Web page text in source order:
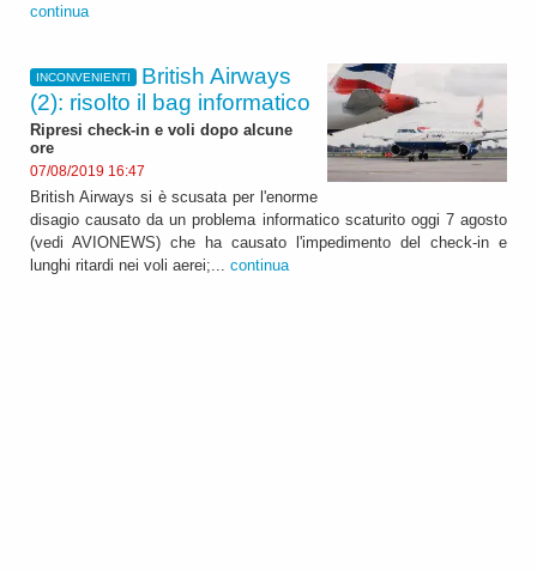
continua
INCONVENIENTI
British Airways
(2): risolto il bag informatico
Ripresi check-in e voli dopo alcune
ore
07/08/2019 16:47
British Airways si è scusata per l'enorme
disagio causato da un problema informatico scaturito oggi 7 agosto
(vedi AVIONEWS) che ha causato l'impedimento del check-in e
lunghi ritardi nei voli aerei;... continua